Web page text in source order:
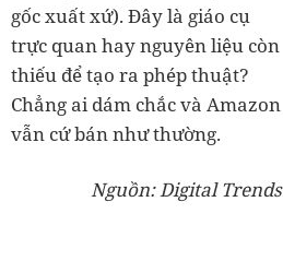
gốc xuất xứ). Đây là giáo cụ
trực quan hay nguyên liệu còn
thiếu để tạo ra phép thuật?
Chẳng ai dám chắc và Amazon
vẫn cứ bán như thường.
Nguồn: Digital Trends